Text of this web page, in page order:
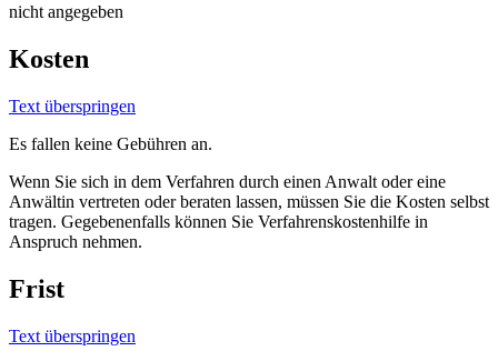
nicht angegeben
Kosten
Text überspringen
Es fallen keine Gebühren an.
Wenn Sie sich in dem Verfahren durch einen Anwalt oder eine
Anwältin vertreten oder beraten lassen, müssen Sie die Kosten selbst
tragen. Gegebenenfalls können Sie Verfahrenskostenhilfe in
Anspruch nehmen.
Frist
Text überspringen